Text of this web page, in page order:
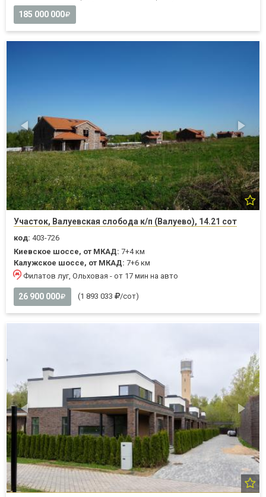
185 000 000
Участок, Валуевская слобода к/п (Валуево), 14.21 сот
код: 403-726
Киевское шоссе, от МКАД: 7+4 км
Калужское шоссе, от МКАД: 7+6 км
Филатов луг, Ольховая - от 17 мин на авто
26 900 000 (1 893 033 /сот)